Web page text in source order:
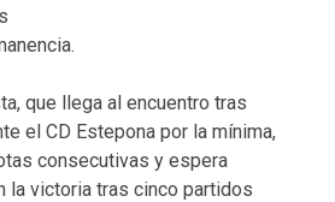
que llega al encuentro tras
el CD Estepona por la mínima,
consecutivas y espera
la victoria tras cinco partidos